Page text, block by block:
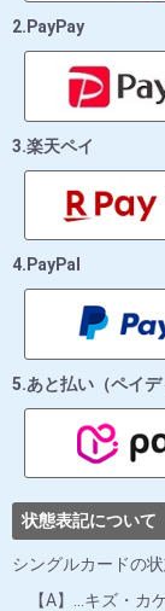
2.PayPay
3.楽天ペイ
4.PayPal
5.あと払い（ペイデ
状態表記について
シングルカードの
【A】…キズ・カ